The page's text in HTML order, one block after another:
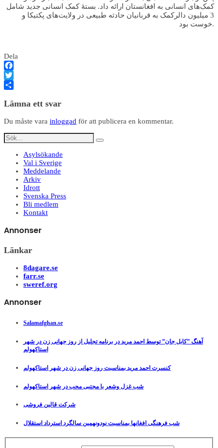
کمک‌های انسانی به افغانستان ارائه داد. بستهٔ کمک انسانی جدید شامل
3 میلیون دالرکمک به قربانیان حادثه طبیعی در ولایت‌های پکتیکا و
خوست بود.
Dela
Facebook
Twitter
Lämna ett svar
Du måste vara inloggad för att publicera en kommentar.
Asylsökande
Val i Sverige
Meddelande
Arkiv
Idrott
Svenska Press
Bli medlem
Kontakt
Annonser
Länkar
8dagare.se
farr.se
sweref.org
Annonser
Salamafghan.se
آهنگ ”کابل جان” توسط احمد مرید در برنامه تجلیل از روز جهانی زن در شهر
استاکهولم
کنسرت احمد مرید بمناسبت روز جهانی زن در شهر استاکهولم
شب غزل وشعر با مجتبی محب در شهر استاکهولم
شرکت قالین فروشی
شب فرهنگی افغانها بمناسبت نودونهمین سالگرد استرداد استقلال